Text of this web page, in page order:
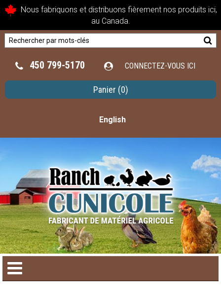
Nous fabriquons et distribuons fièrement nos produits ici,
au Canada.
450 799-5170 CONNECTEZ-VOUS ICI
Panier (0)
English